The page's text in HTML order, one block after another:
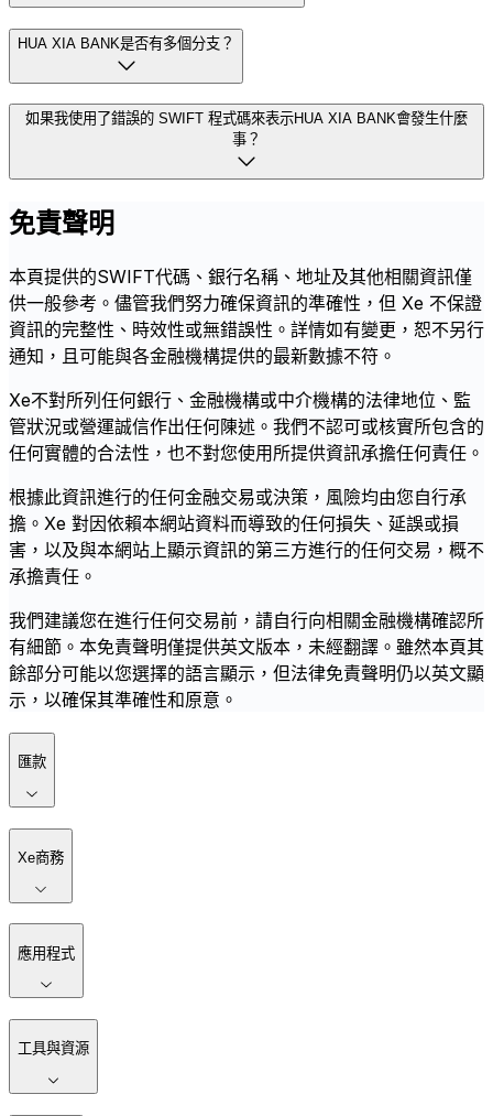
HUA XIA BANK是否有多個分支？
如果我使用了錯誤的 SWIFT 程式碼來表示HUA XIA BANK會發生什麼
事？
免責聲明
本頁提供的SWIFT代碼、銀行名稱、地址及其他相關資訊僅
供一般參考。儘管我們努力確保資訊的準確性，但 Xe 不保證
資訊的完整性、時效性或無錯誤性。詳情如有變更，恕不另行
通知，且可能與各金融機構提供的最新數據不符。
Xe不對所列任何銀行、金融機構或中介機構的法律地位、監
管狀況或營運誠信作出任何陳述。我們不認可或核實所包含的
任何實體的合法性，也不對您使用所提供資訊承擔任何責任。
根據此資訊進行的任何金融交易或決策，風險均由您自行承
擔。Xe 對因依賴本網站資料而導致的任何損失、延誤或損
害，以及與本網站上顯示資訊的第三方進行的任何交易，概不
承擔責任。
我們建議您在進行任何交易前，請自行向相關金融機構確認所
有細節。本免責聲明僅提供英文版本，未經翻譯。雖然本頁其
餘部分可能以您選擇的語言顯示，但法律免責聲明仍以英文顯
示，以確保其準確性和原意。
匯款
Xe商務
應用程式
工具與資源